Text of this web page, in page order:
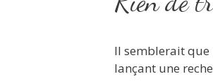
Il semblerait que
lançant une